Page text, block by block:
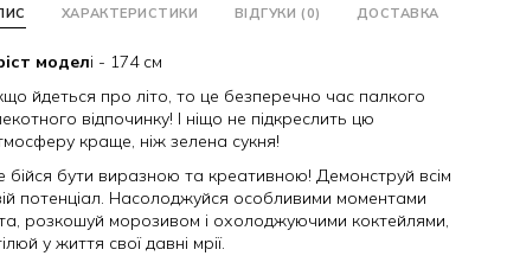
ХАРАКТЕРИСТИКИ ВІДГУКИ (0) ДОСТАВКА
моделі - 174 см
йдеться про літо, то це безперечно час палкого
відпочинку! І ніщо не підкреслить цю
краще, ніж зелена сукня!
бійся бути виразною та креативною! Демонструй всім
потенціал. Насолоджуйся особливими моментами
розкошуй морозивом і охолоджуючими коктейлями,
у життя свої давні мрії.